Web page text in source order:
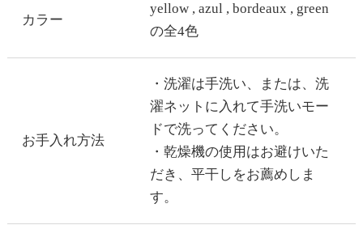
カラー
yellow , azul , bordeaux , green
の全4色
お手入れ方法
・洗濯は手洗い、または、洗
濯ネットに入れて手洗いモー
ドで洗ってください。
・乾燥機の使用はお避けいた
だき、平干しをお薦めしま
す。